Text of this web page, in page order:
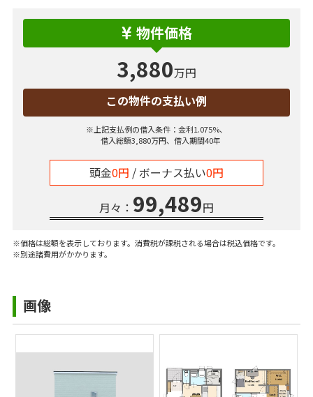
物件価格
3,880万円
この物件の支払い例
※上記支払例の借入条件：金利1.075%、
借入総額3,880万円、借入期間40年
頭金0円 / ボーナス払い0円
月々： 99,489円
※価格は総額を表示しております。消費税が課税される場合は税込価格です。
※別途諸費用がかかります。
画像